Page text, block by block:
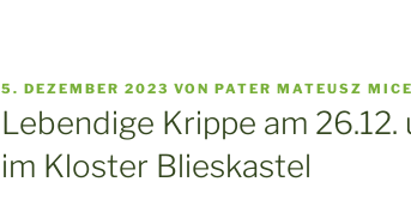
VERÖFFENTLICHT
AM
5. DEZEMBER 2023 VON PATER MATEUSZ
Lebendige Krippe am 26.12.
im Kloster Blieskastel